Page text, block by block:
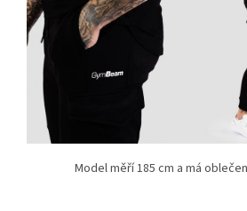
Model měří 185 cm a má